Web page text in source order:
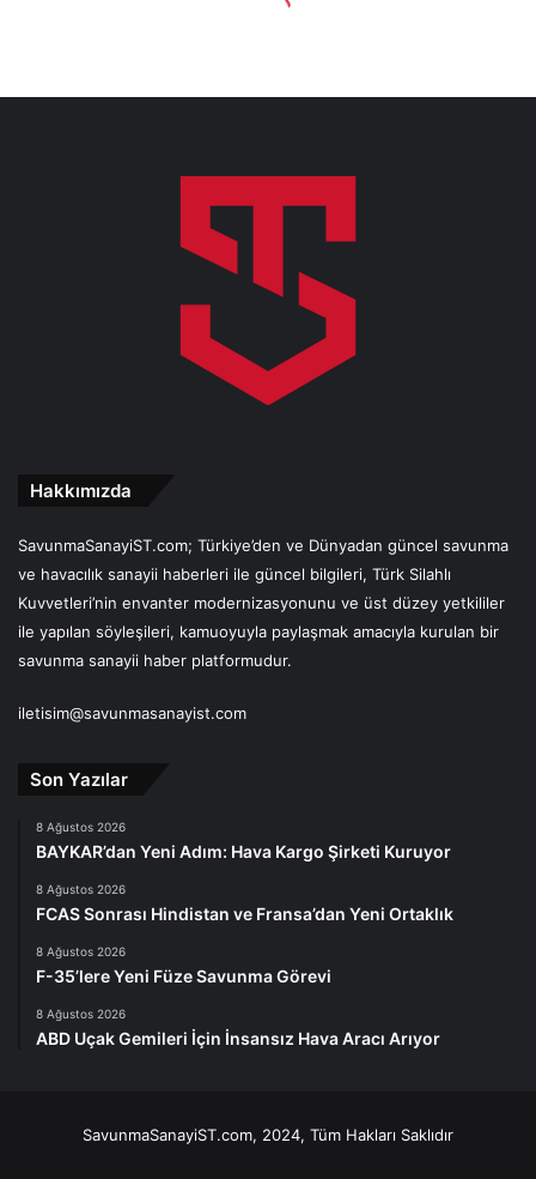
Hakkımızda
SavunmaSanayiST.com; Türkiye’den ve Dünyadan güncel savunma
ve havacılık sanayii haberleri ile güncel bilgileri, Türk Silahlı
Kuvvetleri’nin envanter modernizasyonunu ve üst düzey yetkililer
ile yapılan söyleşileri, kamuoyuyla paylaşmak amacıyla kurulan bir
savunma sanayii haber platformudur.
iletisim@savunmasanayist.com
Son Yazılar
8 Ağustos 2026
BAYKAR’dan Yeni Adım: Hava Kargo Şirketi Kuruyor
8 Ağustos 2026
FCAS Sonrası Hindistan ve Fransa’dan Yeni Ortaklık
8 Ağustos 2026
F-35’lere Yeni Füze Savunma Görevi
8 Ağustos 2026
ABD Uçak Gemileri İçin İnsansız Hava Aracı Arıyor
SavunmaSanayiST.com, 2024, Tüm Hakları Saklıdır